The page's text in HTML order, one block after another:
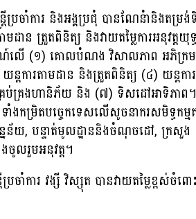
តីប្រចាំការ និងអង្គប្រជុំ បានណែនំានិងត
ាមដាន ត្រួតពិនិត្យ និងវាយតម្លៃការអនុ
លើ (១) គោលបំណង វិសាលភាព អភិក្រ
ការតាមដាន និងត្រួតពិនិត្យ (៤) យន្តកា
ប់គ្រងហានិភ័យ និង (៧) ទិសដៅអាទិភាព។
ងកម្រិតបច្ចេកទេសលើសូចនាករសមិទ្ធកម្
នន័យ, បន្ទាត់មូលដ្ឋាននិងចំណុចដៅ, ក្រសួ
ចូលរួមអនុវត្ត។
រចាំការ វង្សី វិស្សុត បានវាយតម្លៃខ្ពស់ចំព